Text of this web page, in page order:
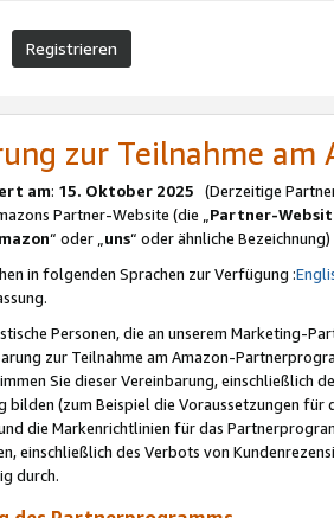
Registrieren
zur Teilnahme
am: 15. Oktober 2025 (Derzeitige
Partner-Website (die „Partner-
“ oder „uns“ oder ähnliche
in folgenden Sprachen zur Verfügung :
Personen, die an unserem Marketing-
zur Teilnahme am Amazon-
Sie dieser Vereinbarung, einschließlich
bilden (zum Beispiel die Voraussetzungen
die Markenrichtlinien für das
einschließlich des Verbots von
durch.